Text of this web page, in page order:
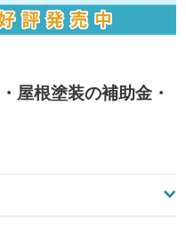
屋根塗装の補助金・